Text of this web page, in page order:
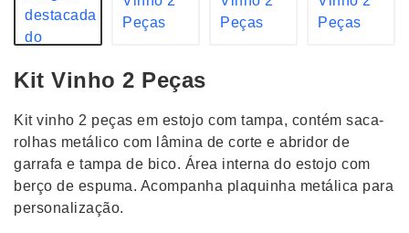
Kit Vinho 2 Peças
Kit vinho 2 peças em estojo com tampa, contém saca-
rolhas metálico com lâmina de corte e abridor de
garrafa e tampa de bico. Área interna do estojo com
berço de espuma. Acompanha plaquinha metálica para
personalização.